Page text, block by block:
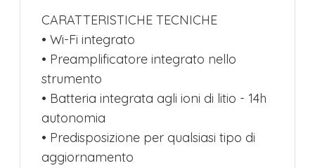
CARATTERISTICHE TECNICHE
• Wi-Fi integrato
• Preamplificatore integrato nello
strumento
• Batteria integrata agli ioni di litio - 14h
autonomia
• Predisposizione per qualsiasi tipo di
aggiornamento